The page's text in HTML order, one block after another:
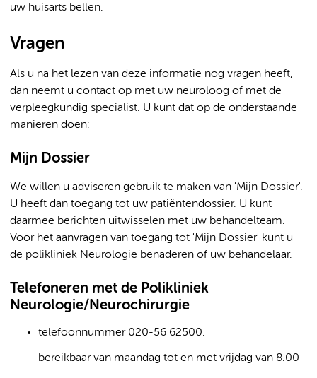
uw huisarts bellen.
Vragen
Als u na het lezen van deze informatie nog vragen heeft,
dan neemt u contact op met uw neuroloog of met de
verpleegkundig specialist. U kunt dat op de onderstaande
manieren doen:
Mijn Dossier
We willen u adviseren gebruik te maken van 'Mijn Dossier'.
U heeft dan toegang tot uw patiëntendossier. U kunt
daarmee berichten uitwisselen met uw behandelteam.
Voor het aanvragen van toegang tot 'Mijn Dossier' kunt u
de polikliniek Neurologie benaderen of uw behandelaar.
Telefoneren met de Polikliniek
Neurologie/Neurochirurgie
telefoonnummer 020-56 62500.
bereikbaar van maandag tot en met vrijdag van 8.00